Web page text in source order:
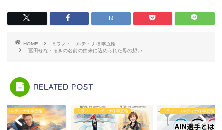
HOME
ミラノ・コルティナ冬季五輪
冨田せな・るきの名前の由来に込められた母の想い
RELATED POST
・コルティナ冬季五輪 ミラノ・コルティナ冬季五輪 ミラノ・コルティナ冬季五輪